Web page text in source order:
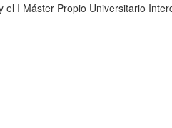
I Máster Propio Universitario